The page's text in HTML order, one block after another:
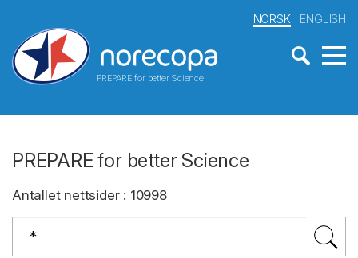
PREPARE for better Science
NORSK ENGLISH
PREPARE for better Science
Antallet nettsider: 10998